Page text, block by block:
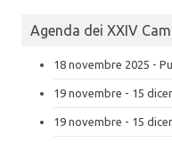
Agenda dei XXIV
18 novembre 2025 -
19 novembre - 15
19 novembre - 15